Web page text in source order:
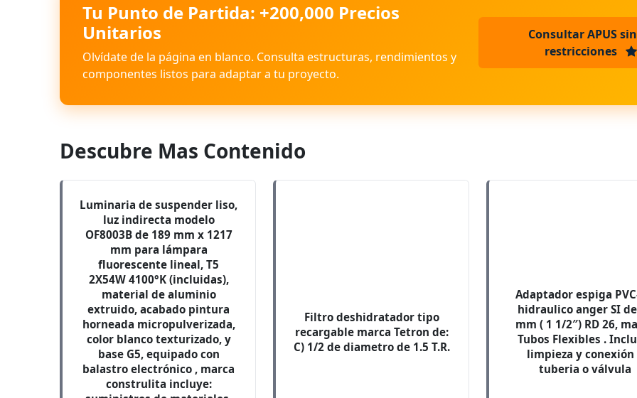
Tu Punto de Partida: +200,000 Precios
Unitarios
Olvídate de la página en blanco. Consulta estructuras, rendimientos y
componentes listos para adaptar a tu proyecto.
Consultar APUS sin
restricciones
Descubre Mas Contenido
Luminaria de suspender liso,
luz indirecta modelo
OF8003B de 189 mm x 1217
mm para lámpara
fluorescente lineal, T5
2X54W 4100°K (incluidas),
material de aluminio
extruido, acabado pintura
horneada micropulverizada,
color blanco texturizado, y
base G5, equipado con
balastro electrónico , marca
construlita incluye:
Filtro deshidratador tipo
recargable marca Tetron de:
C) 1/2 de diametro de 1.5 T.R.
Adaptador espiga
hidraulico anger SI
mm ( 1 1/2″) RD 26,
Tubos Flexibles .
limpieza y conexión
tuberia o válvula